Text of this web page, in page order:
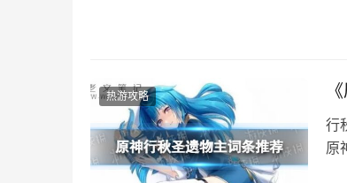
热游攻略
行
原